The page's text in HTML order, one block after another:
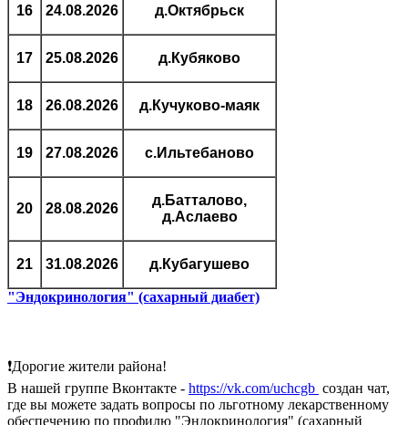
16 24.08.2026 д.Октябрьск
17 25.08.2026 д.Кубяково
18 26.08.2026 д.Кучуково-маяк
19 27.08.2026 с.Ильтебаново
20 28.08.2026
д.Батталово,
д.Аслаево
21 31.08.2026 д.Кубагушево
"Эндокринология" (сахарный диабет)
❗Дорогие жители района!
В нашей группе Вконтакте - https://vk.com/uchcgb создан чат,
где вы можете задать вопросы по льготному лекарственному
обеспечению по профилю "Эндокринология" (сахарный